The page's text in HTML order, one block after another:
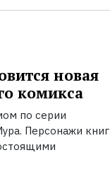
новая
комикса
по серии
Персонажи книг